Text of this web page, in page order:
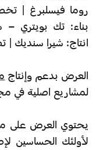
روما فيسلبرغ |
بناء: تك بويتري –
انتاج: شيرا سنديك |
العرض بدعم وإنتاج
لمشاريع اصلية في
يحتوي العرض على
لأولئك الحساسين